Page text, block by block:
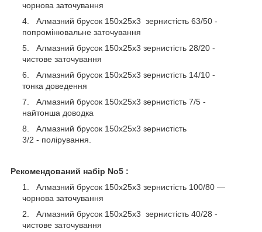
чорнова заточування
Алмазний брусок 150х25х3 зернистість 63/50 -
попромінювальне заточування
Алмазний брусок 150х25х3 зернистість 28/20 -
чистове заточування
Алмазний брусок 150х25х3 зернистість 14/10 -
тонка доведення
Алмазний брусок 150х25х3 зернистість 7/5 -
найтонша доводка
Алмазний брусок 150х25х3 зернистість
3/2 - полірування.
Рекомендований набір No5 :
Алмазний брусок 150х25х3 зернистість 100/80 —
чорнова заточування
Алмазний брусок 150х25х3 зернистість 40/28 -
чистове заточування